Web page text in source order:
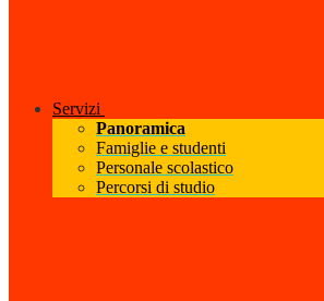
Servizi
Panoramica
Famiglie e studenti
Personale scolastico
Percorsi di studio